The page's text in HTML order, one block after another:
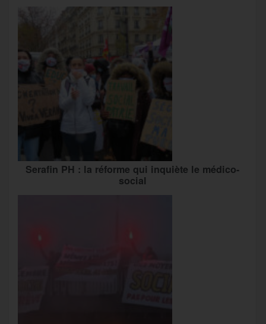
Serafin PH : la réforme qui inquiète le médico-
social